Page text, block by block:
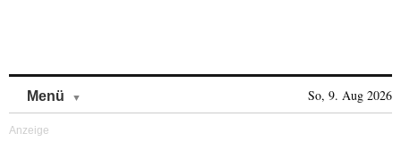
Menü So, 9. Aug 2026